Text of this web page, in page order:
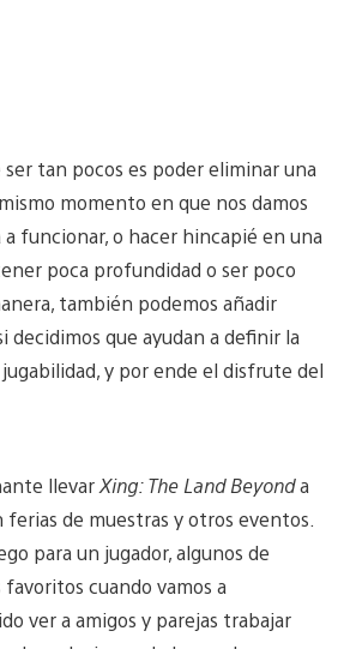
ser tan pocos es poder eliminar una
momento en que nos damos
funcionar, o hacer hincapié en una
poca profundidad o ser poco
también podemos añadir
decidimos que ayudan a definir la
y por ende el disfrute del
llevarXing: The Land Beyonda
de muestras y otros eventos.
para un jugador, algunos de
cuando vamos a
ver a amigos y parejas trabajar